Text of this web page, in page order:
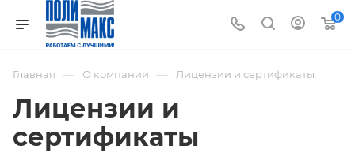
0
Главная — О компании — Лицензии и сертификаты
Лицензии и
сертификаты